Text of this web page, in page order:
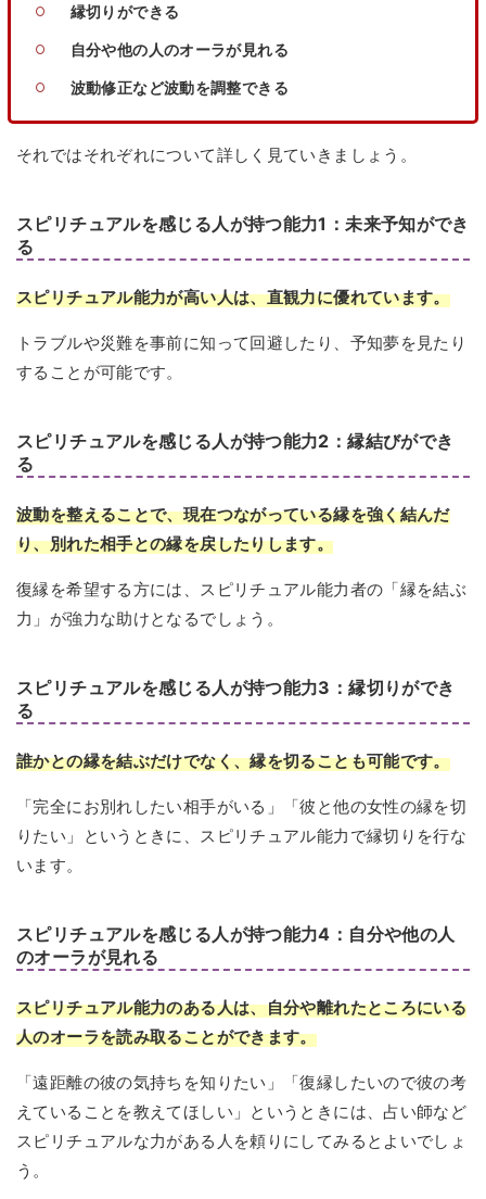
縁切りができる
自分や他の人のオーラが見れる
波動修正など波動を調整できる
それではそれぞれについて詳しく見ていきましょう。
スピリチュアルを感じる人が持つ能力1：未来予知ができ
る
スピリチュアル能力が高い人は、直観力に優れています。
トラブルや災難を事前に知って回避したり、予知夢を見たり
することが可能です。
スピリチュアルを感じる人が持つ能力2：縁結びができ
る
波動を整えることで、現在つながっている縁を強く結んだ
り、別れた相手との縁を戻したりします。
復縁を希望する方には、スピリチュアル能力者の「縁を結ぶ
力」が強力な助けとなるでしょう。
スピリチュアルを感じる人が持つ能力3：縁切りができ
る
誰かとの縁を結ぶだけでなく、縁を切ることも可能です。
「完全にお別れしたい相手がいる」「彼と他の女性の縁を切
りたい」というときに、スピリチュアル能力で縁切りを行な
います。
スピリチュアルを感じる人が持つ能力4：自分や他の人
のオーラが見れる
スピリチュアル能力のある人は、自分や離れたところにいる
人のオーラを読み取ることができます。
「遠距離の彼の気持ちを知りたい」「復縁したいので彼の考
えていることを教えてほしい」というときには、占い師など
スピリチュアルな力がある人を頼りにしてみるとよいでしょ
う。